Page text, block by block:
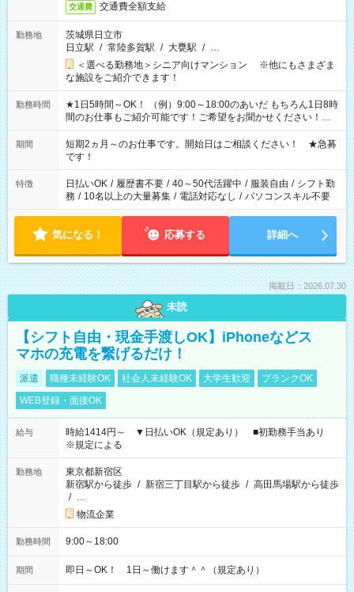
交通費 交通費全額支給
勤務地
茨城県日立市
日立駅 / 常陸多賀駅 / 大甕駅 / …
＜選べる勤務地＞シニア向けマンション ※他にもさまざま
な施設をご紹介できます！
勤務時間
★1日5時間～OK！ （例）9:00～18:00のあいだ もちろん1日8時
間のお仕事もご紹介可能です！ご希望をお聞かせください！★
家庭の都合でお休みが必要な場合も遠慮なくご相談ください。
※週最低15時間以上の勤務が必要です
期間
短期2ヵ月～のお仕事です。開始日はご相談ください！ ★急募
です！
特徴 日払いOK / 履歴書不要 / 40～50代活躍中 / 服装自由 / シフト勤
務 / 10名以上の大量募集 / 電話対応なし / パソコンスキル不要
気になる！ 応募する 詳細へ
掲載日：2026.07.30
未読
【シフト自由・現金手渡しOK】iPhoneなどス
マホの充電を繋げるだけ！
派遣 職種未経験OK 社会人未経験OK 大学生歓迎
ブランクOK
WEB登録・面接OK
給与
時給1414円～ ▼日払いOK（規定あり） ■初勤務手当あり
※規定による
勤務地
東京都新宿区
新宿駅から徒歩 / 新宿三丁目駅から徒歩 / 高田馬場駅から徒歩
/ …
物流企業
勤務時間 9:00～18:00
期間 即日～OK！ 1日～働けます＾＾（規定あり）